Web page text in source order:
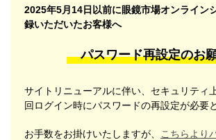
2025年5月14日以前に眼鏡市場オンライン
録いただいたお客様へ
パスワード再設定のお
サイトリニューアルに伴い、セキュリティ
回ログイン時にパスワードの再設定が必要
お手数をお掛けいたしますが、
こちらより